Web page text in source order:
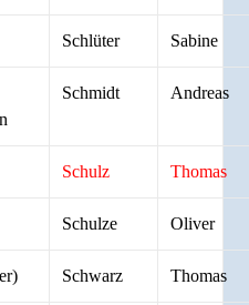
Schlüter Sabine
Schmidt Andreas
Schulz Thomas
Schulze Oliver
Schwarz Thomas